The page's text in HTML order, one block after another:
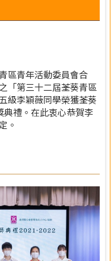
區青年活動委員會合
「第三十二屆荃葵青區
級李穎薇同學榮獲荃葵
典禮。在此衷心恭賀李
。